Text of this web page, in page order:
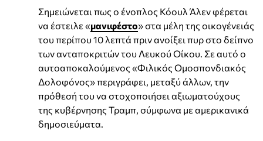
Σημειώνεται πως ο ένοπλος Κόουλ Άλεν φέρεται
να έστειλε «μανιφέστο» στα μέλη της οικογένειάς
του περίπου 10 λεπτά πριν ανοίξει πυρ στο δείπνο
των ανταποκριτών του Λευκού Οίκου. Σε αυτό ο
αυτοαποκαλούμενος «Φιλικός Ομοσπονδιακός
Δολοφόνος» περιγράφει, μεταξύ άλλων, την
πρόθεσή του να στοχοποιήσει αξιωματούχους
της κυβέρνησης Τραμπ, σύμφωνα με αμερικανικά
δημοσιεύματα.